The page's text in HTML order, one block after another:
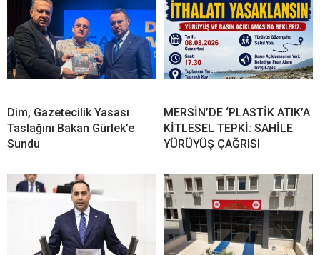
Dim, Gazetecilik Yasası
Taslağını Bakan Gürlek’e
Sundu
MERSİN’DE ‘PLASTİK ATIK’A
KİTLESEL TEPKİ: SAHİLE
YÜRÜYÜŞ ÇAĞRISI